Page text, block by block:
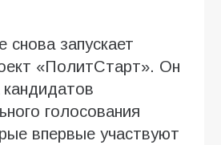
снова запускает
«ПолитСтарт». Он
кандидатов
голосования
впервые участвуют